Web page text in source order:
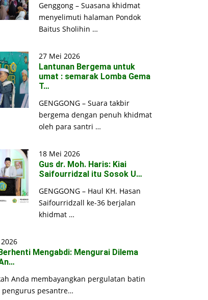
Genggong – Suasana khidmat
menyelimuti halaman Pondok
Baitus Sholihin …
27 Mei 2026
Lantunan Bergema untuk
umat : semarak Lomba Gema
T…
GENGGONG – Suara takbir
bergema dengan penuh khidmat
oleh para santri …
18 Mei 2026
Gus dr. Moh. Haris: Kiai
Saifourridzal itu Sosok U…
GENGGONG – Haul KH. Hasan
Saifourridzall ke-36 berjalan
khidmat …
Mengabdi: Mengurai Dilema
Anda membayangkan pergulatan batin
pengurus pesantre…